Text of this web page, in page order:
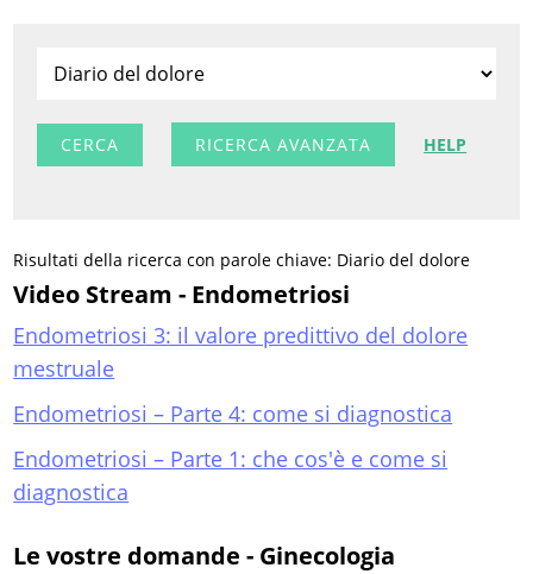
RICERCA AVANZATA HELP
Risultati della ricerca con parole chiave: Diario del dolore
Video Stream - Endometriosi
Endometriosi 3: il valore predittivo del dolore
mestruale
Endometriosi – Parte 4: come si diagnostica
Endometriosi – Parte 1: che cos'è e come si
diagnostica
Le vostre domande - Ginecologia